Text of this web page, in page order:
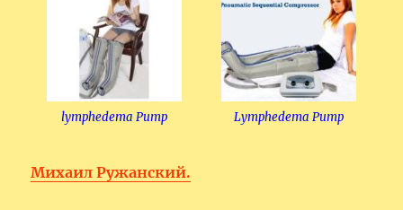
lymphedema Pump Lymphedema Pump
Михаил Ружанский.